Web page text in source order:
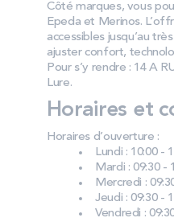
Côté marques, vous
Epeda et Merinos.
accessibles jusqu’au
ajuster confort,
Pour s’y rendre : 14 A
Lure.
Horaires et
Horaires d’ouverture :
Lundi : 10:00 -
Mardi : 09:30 -
Mercredi :
Jeudi : 09:30 -
Vendredi :